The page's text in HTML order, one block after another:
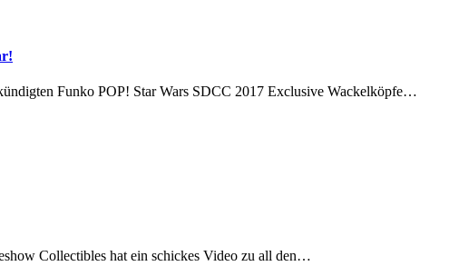
Funko POP! Star Wars SDCC 2017 Exclusive Wackelköpfe…
Collectibles hat ein schickes Video zu all den…